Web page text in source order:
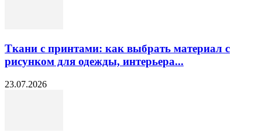
Ткани с принтами: как выбрать материал с
рисунком для одежды, интерьера...
23.07.2026